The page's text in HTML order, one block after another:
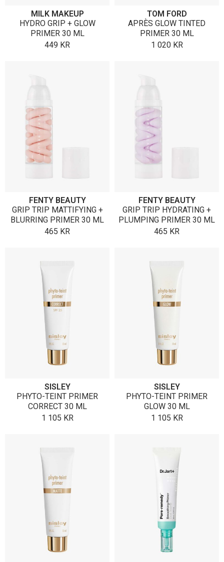
MILK MAKEUP
HYDRO GRIP + GLOW
PRIMER 30 ML
449 KR
TOM FORD
APRÈS GLOW TINTED
PRIMER 30 ML
1 020 KR
FENTY BEAUTY
GRIP TRIP MATTIFYING +
BLURRING PRIMER 30 ML
465 KR
FENTY BEAUTY
GRIP TRIP HYDRATING +
PLUMPING PRIMER 30 ML
465 KR
SISLEY
PHYTO-TEINT PRIMER
CORRECT 30 ML
1 105 KR
SISLEY
PHYTO-TEINT PRIMER
GLOW 30 ML
1 105 KR